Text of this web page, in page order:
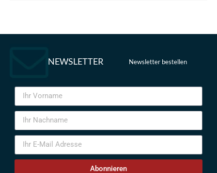
NEWSLETTER Newsletter bestellen
Abonnieren